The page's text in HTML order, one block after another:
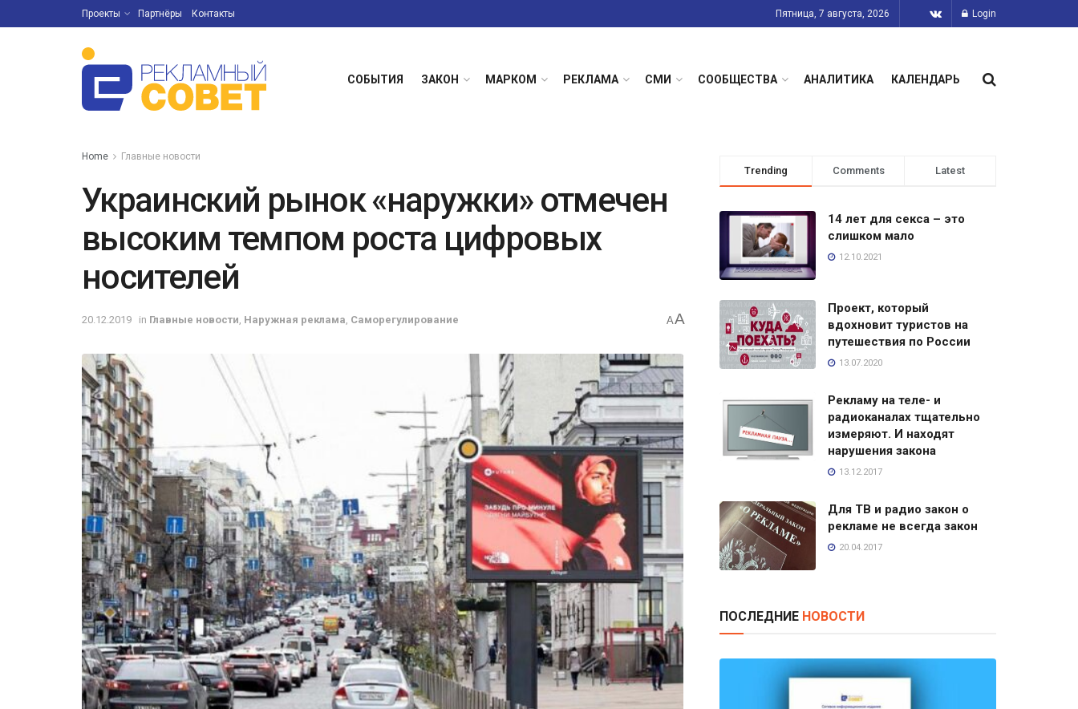
Проекты Партнёры Контакты Пятница, 7 августа, 2026 Login
СОБЫТИЯ ЗАКОН МАРКОМ РЕКЛАМА СМИ СООБЩЕСТВА АНАЛИТИКА КАЛЕНДАРЬ
Home Главные новости
Украинский рынок «наружки» отмечен
высоким темпом роста цифровых
носителей
20.12.2019 in Главные новости Наружная реклама Саморегулирование AA
Trending Comments Latest
14 лет для секса – это
слишком мало
12.10.2021
Проект, который
вдохновит туристов на
путешествия по России
13.07.2020
Рекламу на теле- и
радиоканалах тщательно
измеряют. И находят
нарушения закона
13.12.2017
Для ТВ и радио закон о
рекламе не всегда закон
20.04.2017
ПОСЛЕДНИЕ НОВОСТИ